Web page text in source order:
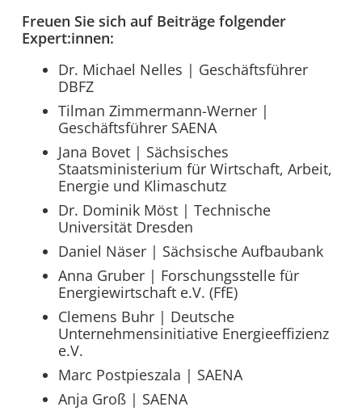
Freuen Sie sich auf Beiträge folgender
Expert:innen:
Dr. Michael Nelles | Geschäftsführer
DBFZ
Tilman Zimmermann-Werner |
Geschäftsführer SAENA
Jana Bovet | Sächsisches
Staatsministerium für Wirtschaft, Arbeit,
Energie und Klimaschutz
Dr. Dominik Möst | Technische
Universität Dresden
Daniel Näser | Sächsische Aufbaubank
Anna Gruber | Forschungsstelle für
Energiewirtschaft e.V. (FfE)
Clemens Buhr | Deutsche
Unternehmensinitiative Energieeffizienz
e.V.
Marc Postpieszala | SAENA
Anja Groß | SAENA